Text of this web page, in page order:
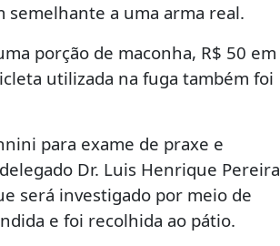
semelhante a uma arma real.
porção de maconha, R$ 50 em
utilizada na fuga também foi
para exame de praxe e
Dr. Luis Henrique Pereira
será investigado por meio de
e foi recolhida ao pátio.